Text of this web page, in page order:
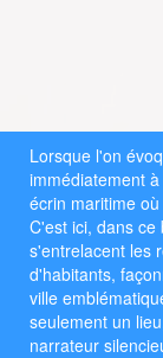
Lorsque l'on
immédiatement
écrin maritime
C'est ici, dans
s'entrelacent les
d'habitants,
ville
seulement un
narrateur